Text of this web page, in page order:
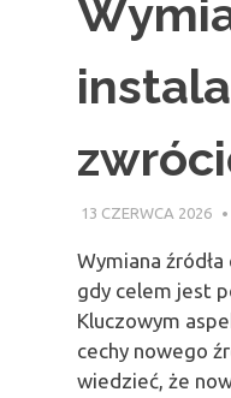
13 CZERWCA 2026
Wymiana
gdy celem jest
Kluczowym
cechy nowego
wiedzieć, że